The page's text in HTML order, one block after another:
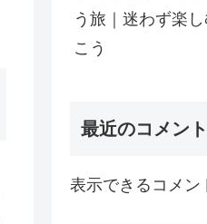
う旅｜迷わず楽
こう
最近のコメント
表示できるコメン